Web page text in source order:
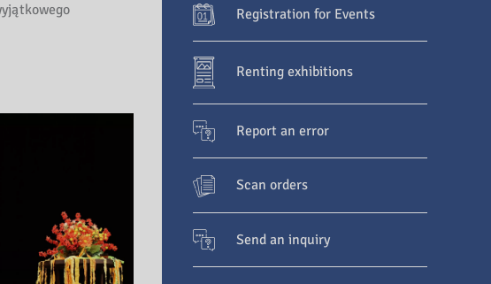
Registration for Events
Renting exhibitions
Report an error
Scan orders
Send an inquiry